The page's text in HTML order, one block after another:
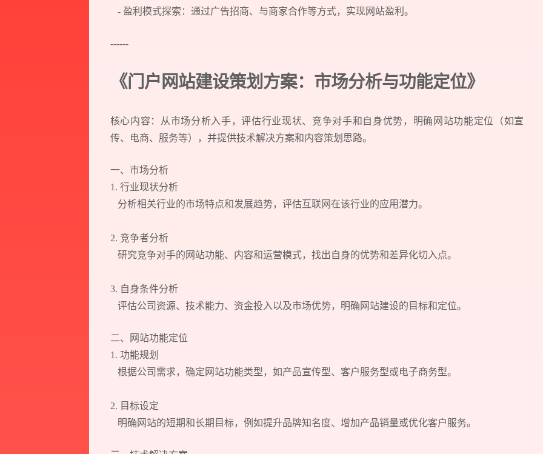
- 盈利模式探索：通过广告招商、与商家合作等方式，实现网站盈利。
------
《门户网站建设策划方案：市场分析与功能定位》
核心内容：从市场分析入手，评估行业现状、竞争对手和自身优势，明确网站功能定位（如宣
传、电商、服务等），并提供技术解决方案和内容策划思路。
一、市场分析
1. 行业现状分析
分析相关行业的市场特点和发展趋势，评估互联网在该行业的应用潜力。
2. 竞争者分析
研究竞争对手的网站功能、内容和运营模式，找出自身的优势和差异化切入点。
3. 自身条件分析
评估公司资源、技术能力、资金投入以及市场优势，明确网站建设的目标和定位。
二、网站功能定位
1. 功能规划
根据公司需求，确定网站功能类型，如产品宣传型、客户服务型或电子商务型。
2. 目标设定
明确网站的短期和长期目标，例如提升品牌知名度、增加产品销量或优化客户服务。